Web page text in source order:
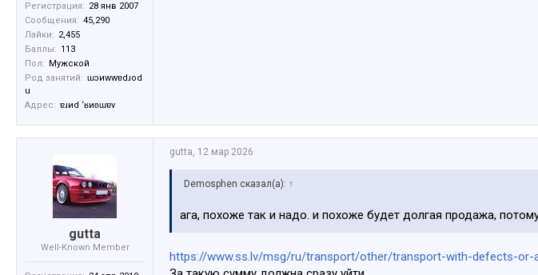
Регистрация: 28 янв 2007
Сообщения: 45,290
Лайки: 2,455
Баллы: 113
Пол:
Мужской
Род занятий: ɯɔиwwɐdɹоd
u
Адрес: ɐɹиd ‘ʁиʚɯɐv
gutta
Well-Known Member
gutta, 12 мар 2026
Demosphen сказал(а): ↑
ага, похоже так и надо. и похоже будет долгая продажа,
https://www.ss.lv/msg/ru/transport/other/transport-with-defects-